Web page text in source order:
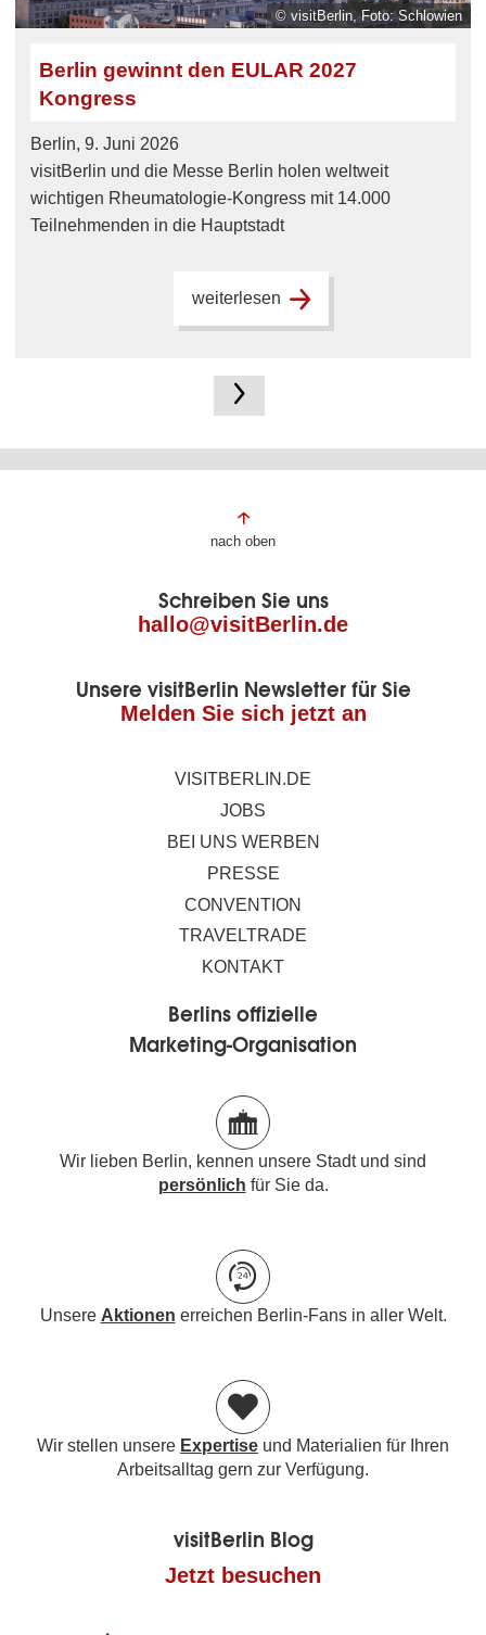
© visitBerlin, Foto: Schlowien
Berlin gewinnt den EULAR 2027
Kongress
Berlin, 9. Juni 2026
visitBerlin und die Messe Berlin holen weltweit
wichtigen Rheumatologie-Kongress mit 14.000
Teilnehmenden in die Hauptstadt
weiterlesen
Fußbereich
Seite
nach oben
Schreiben Sie uns
hallo@visitBerlin.de
Unsere visitBerlin Newsletter für Sie
Melden Sie sich jetzt an
VISITBERLIN.DE
JOBS
BEI UNS WERBEN
PRESSE
CONVENTION
TRAVELTRADE
KONTAKT
Berlins offizielle
Marketing-Organisation
Wir lieben Berlin, kennen unsere Stadt und sind
persönlich für Sie da.
Unsere Aktionen erreichen Berlin-Fans in aller Welt.
Wir stellen unsere Expertise und Materialien für Ihren
Arbeitsalltag gern zur Verfügung.
visitBerlin Blog
Jetzt besuchen